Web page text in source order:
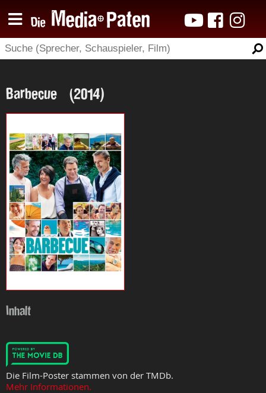
Barbecue (2014)
Inhalt
Die Film-Poster stammen von der TMDb.
Mehr Informationen.